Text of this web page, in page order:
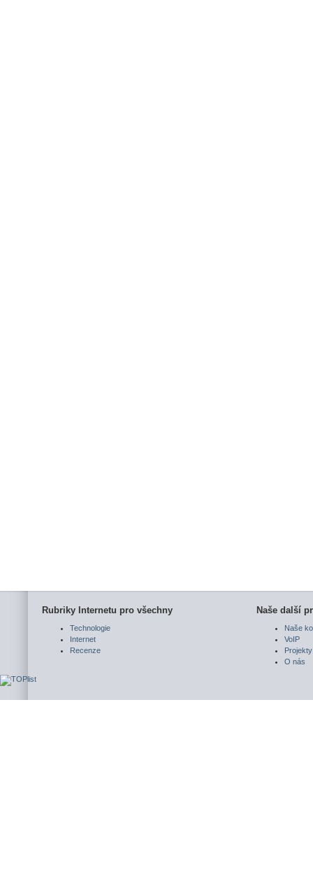
Rubriky Internetu pro všechny
Technologie
Internet
Recenze
Naše další
Naše
VoIP
Projekty
O nás